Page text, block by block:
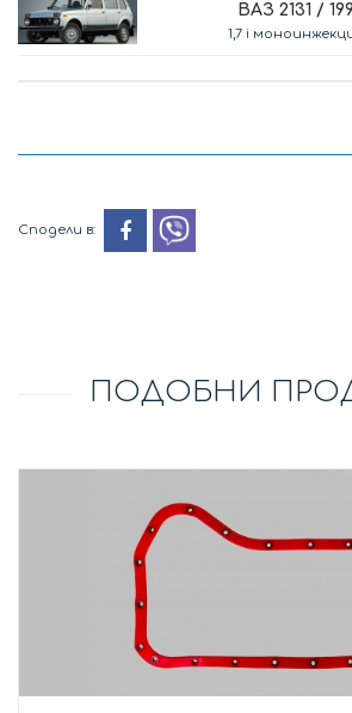
ВАЗ 2131 /
1,7 i
Сподели в:
ПОДОБНИ